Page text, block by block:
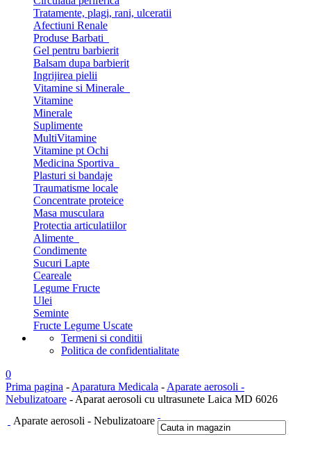
Tratamente, plagi, rani, ulceratii
Afectiuni Renale
Produse Barbati
Gel pentru barbierit
Balsam dupa barbierit
Ingrijirea pielii
Vitamine si Minerale
Vitamine
Minerale
Suplimente
MultiVitamine
Vitamine pt Ochi
Medicina Sportiva
Plasturi si bandaje
Traumatisme locale
Concentrate proteice
Masa musculara
Protectia articulatiilor
Alimente
Condimente
Sucuri Lapte
Ceareale
Legume Fructe
Ulei
Seminte
Fructe Legume Uscate
Termeni si conditii
Politica de confidentialitate
0
Prima pagina - Aparatura Medicala - Aparate aerosoli -
Nebulizatoare - Aparat aerosoli cu ultrasunete Laica MD 6026
Aparate aerosoli - Nebulizatoare